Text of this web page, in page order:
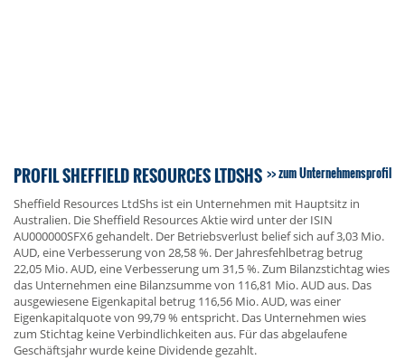
PROFIL SHEFFIELD RESOURCES LTDSHS zum Unternehmensprofil
Sheffield Resources LtdShs ist ein Unternehmen mit Hauptsitz in
Australien. Die Sheffield Resources Aktie wird unter der ISIN
AU000000SFX6 gehandelt. Der Betriebsverlust belief sich auf 3,03 Mio.
AUD, eine Verbesserung von 28,58 %. Der Jahresfehlbetrag betrug
22,05 Mio. AUD, eine Verbesserung um 31,5 %. Zum Bilanzstichtag wies
das Unternehmen eine Bilanzsumme von 116,81 Mio. AUD aus. Das
ausgewiesene Eigenkapital betrug 116,56 Mio. AUD, was einer
Eigenkapitalquote von 99,79 % entspricht. Das Unternehmen wies
zum Stichtag keine Verbindlichkeiten aus. Für das abgelaufene
Geschäftsjahr wurde keine Dividende gezahlt.